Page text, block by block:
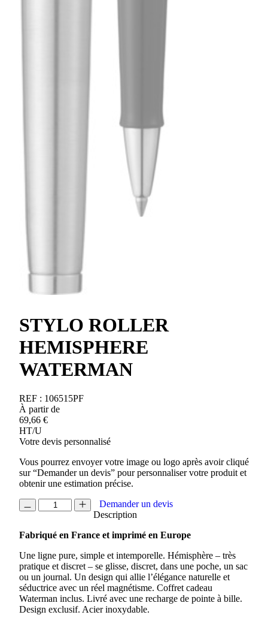
STYLO ROLLER
HEMISPHERE
WATERMAN
REF : 106515PF
À partir de
69,66 €
HT/U
Votre devis personnalisé
Vous pourrez envoyer votre image ou logo après avoir cliqué
sur “Demander un devis” pour personnaliser votre produit et
obtenir une estimation précise.
quantité
de
ROLLER
WATERMAN
Demander un devis
Description
Fabriqué en France et imprimé en Europe
Une ligne pure, simple et intemporelle. Hémisphère – très
pratique et discret – se glisse, discret, dans une poche, un sac
ou un journal. Un design qui allie l’élégance naturelle et
séductrice avec un réel magnétisme. Coffret cadeau
Waterman inclus. Livré avec une recharge de pointe à bille.
Design exclusif. Acier inoxydable.